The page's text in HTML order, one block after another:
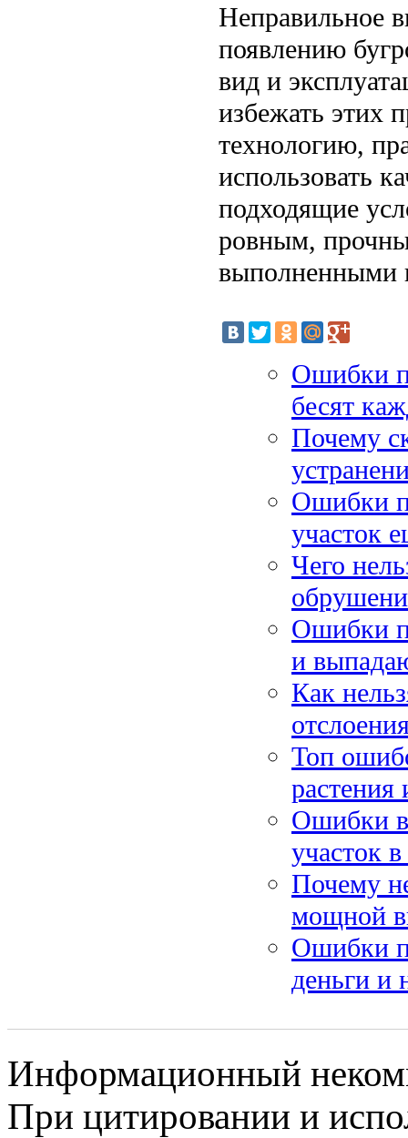
Неправильное
появлению
вид и
избежать этих
технологию,
использовать
подходящие
ровным,
выполненными
Ошибки
бесят
Почему
Ошибки
участок
Чего
Ошибки
и
Как
Топ
растения
Ошибки в
участок
Почему
мощной
Ошибки
деньги и
Информационный
При цитировании и